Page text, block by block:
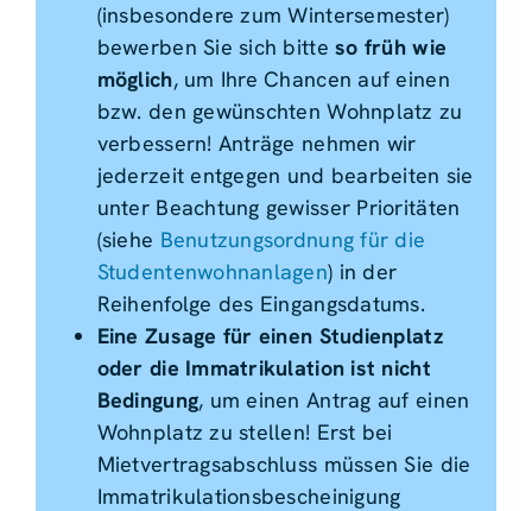
(insbesondere zum Wintersemester)
bewerben Sie sich bitteso früh wie
möglich, um Ihre Chancen auf einen
bzw. den gewünschten Wohnplatz zu
verbessern! Anträge nehmen wir
jederzeit entgegen und bearbeiten sie
unter Beachtung gewisser Prioritäten
(siehe Benutzungsordnung für die
Studentenwohnanlagen) in der
Reihenfolge des Eingangsdatums.
Eine Zusage für einen Studienplatz
oder die Immatrikulation ist nicht
Bedingung, um einen Antrag auf einen
Wohnplatz zu stellen! Erst bei
Mietvertragsabschluss müssen Sie die
Immatrikulationsbescheinigung